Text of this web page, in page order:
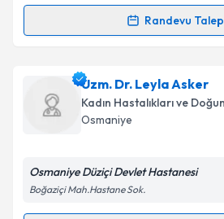
Kişisel verilerimin
Metni'ni okudum ve kişisel
Takvim Talebini
Randevu
Randevu Takvimi Talebi
Op. Dr. Sergül Aydıniçin
oluşturun. Size bu uzmandan
takvim hazırlandığında e-posta
Uzm. Dr. Leyla Asker
Kadın Hastalıkları ve
Osmaniye
Osmaniye Düziçi Devlet Hastanesi
Boğaziçi Mah.Hastane Sok.